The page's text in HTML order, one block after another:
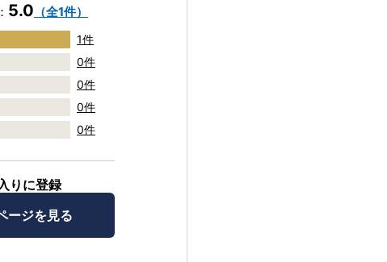
5.0 （全1件）
1件
0件
0件
0件
0件
りに登録
ージを見る